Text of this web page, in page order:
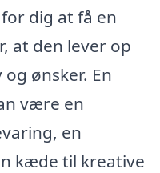
dig at få en
at den lever op
ønsker. En
være en
en
kæde til kreative